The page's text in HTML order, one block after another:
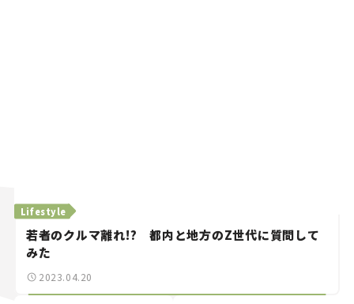
Lifestyle
若者のクルマ離れ!? 都内と地方のZ世代に質問して
みた
2023.04.20